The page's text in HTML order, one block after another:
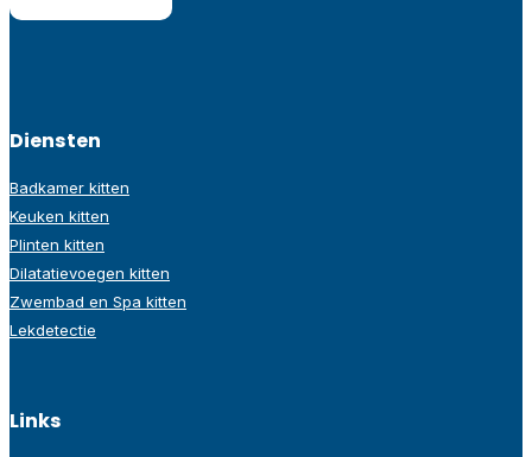
Diensten
Badkamer kitten
Keuken kitten
Plinten kitten
Dilatatievoegen kitten
Zwembad en Spa kitten
Lekdetectie
Links